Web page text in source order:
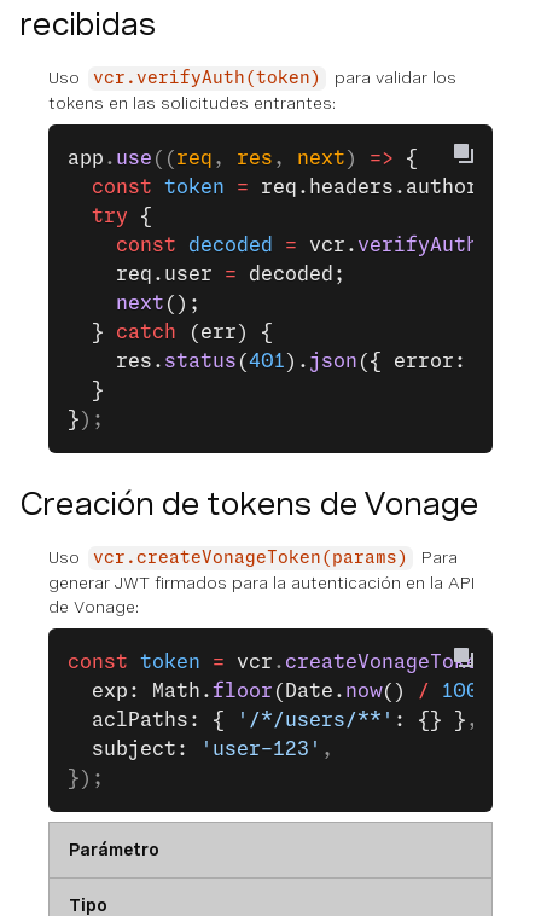
recibidas
Uso vcr.verifyAuth(token)
para validar los
tokens en las solicitudes entrantes:
app . use (( req , res , next ) => {
  const
token =
  try
{
    const
decoded = vcr. verifyAuth
    req.user
= decoded;
    next
();
  }
catch (err) {
    res.
status (401 ). json ({ error:
  }
} );
Creación de tokens de Vonage
Uso vcr.createVonageToken(params)
Para
generar JWT firmados para la autenticación en la API
de Vonage:
const token = vcr . createVonageToken
  exp: Math.
floor (Date. now() / 1000
  aclPaths: {
'/*/users/**' : {} }
  subject:
'user-123'
});
Parámetro
Tipo